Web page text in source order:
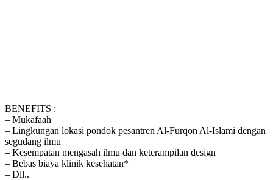
BENEFITS :
– Mukafaah
– Lingkungan lokasi pondok pesantren Al-Furqon Al-Islami dengan
segudang ilmu
– Kesempatan mengasah ilmu dan keterampilan design
– Bebas biaya klinik kesehatan*
– Dll..